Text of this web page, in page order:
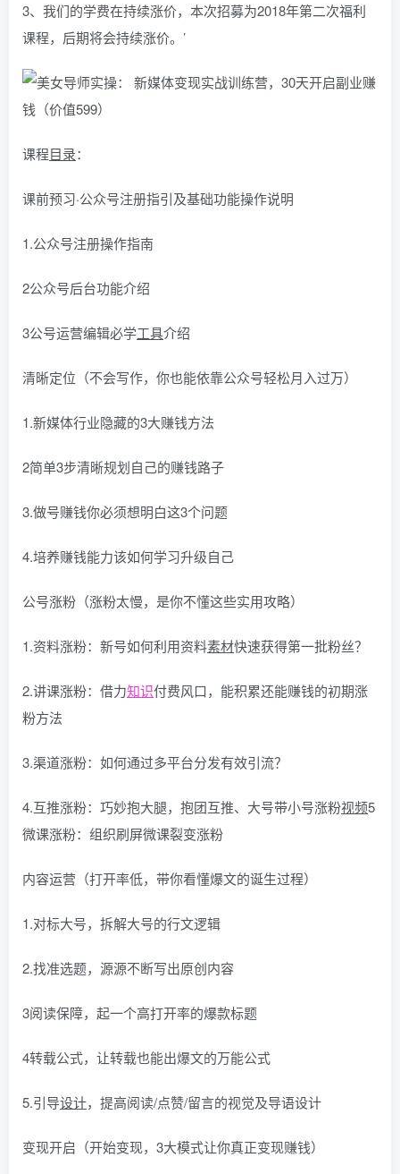
3、我们的学费在持续涨价，本次招募为2018年第二次福利
课程，后期将会持续涨价。’
课程目录：
课前预习·公众号注册指引及基础功能操作说明
1.公众号注册操作指南
2公众号后台功能介绍
3公号运营编辑必学工具介绍
清晰定位（不会写作，你也能依靠公众号轻松月入过万）
1.新媒体行业隐藏的3大赚钱方法
2简单3步清晰规划自己的赚钱路子
3.做号赚钱你必须想明白这3个问题
4.培养赚钱能力该如何学习升级自己
公号涨粉（涨粉太慢，是你不懂这些实用攻略）
1.资料涨粉：新号如何利用资料素材快速获得第一批粉丝？
2.讲课涨粉：借力知识付费风口，能积累还能赚钱的初期涨
粉方法
3.渠道涨粉：如何通过多平台分发有效引流？
4.互推涨粉：巧妙抱大腿，抱团互推、大号带小号涨粉视频5
微课涨粉：组织刷屏微课裂变涨粉
内容运营（打开率低，带你看懂爆文的诞生过程）
1.对标大号，拆解大号的行文逻辑
2.找准选题，源源不断写出原创内容
3阅读保障，起一个高打开率的爆款标题
4转载公式，让转载也能出爆文的万能公式
5.引导设计，提高阅读/点赞/留言的视觉及导语设计
变现开启（开始变现，3大模式让你真正变现赚钱）